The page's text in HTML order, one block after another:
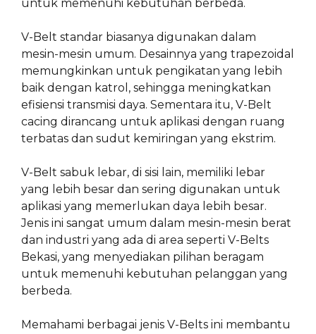
untuk memenuhi kebutuhan berbeda.
V-Belt standar biasanya digunakan dalam
mesin-mesin umum. Desainnya yang trapezoidal
memungkinkan untuk pengikatan yang lebih
baik dengan katrol, sehingga meningkatkan
efisiensi transmisi daya. Sementara itu, V-Belt
cacing dirancang untuk aplikasi dengan ruang
terbatas dan sudut kemiringan yang ekstrim.
V-Belt sabuk lebar, di sisi lain, memiliki lebar
yang lebih besar dan sering digunakan untuk
aplikasi yang memerlukan daya lebih besar.
Jenis ini sangat umum dalam mesin-mesin berat
dan industri yang ada di area seperti V-Belts
Bekasi, yang menyediakan pilihan beragam
untuk memenuhi kebutuhan pelanggan yang
berbeda.
Memahami berbagai jenis V-Belts ini membantu